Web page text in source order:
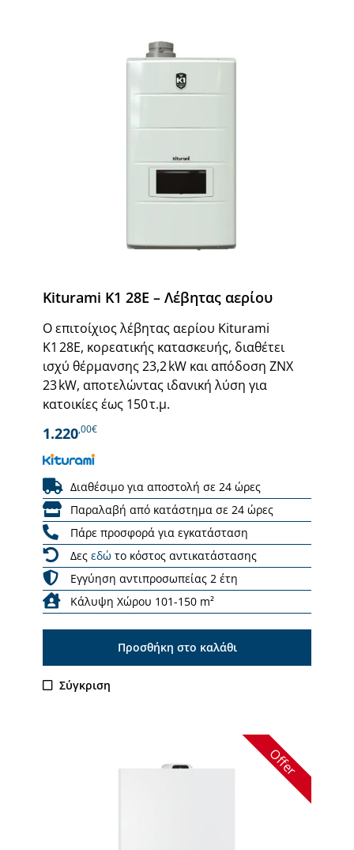
Kiturami K1 28E – Λέβητας αερίου
Ο επιτοίχιος λέβητας αερίου Kiturami
K1 28E, κορεατικής κατασκευής, διαθέτει
ισχύ θέρμανσης 23,2 kW και απόδοση ΖΝΧ
23 kW, αποτελώντας ιδανική λύση για
κατοικίες έως 150 τ.μ.
1.220,00€
Διαθέσιμο για αποστολή σε 24 ώρες
Παραλαβή από κατάστημα σε 24 ώρες
Πάρε προσφορά για εγκατάσταση
Δες εδώ το κόστος αντικατάστασης
Εγγύηση αντιπροσωπείας 2 έτη
Κάλυψη Χώρου 101-150 m²
Προσθήκη στο καλάθι
Σύγκριση
Offer